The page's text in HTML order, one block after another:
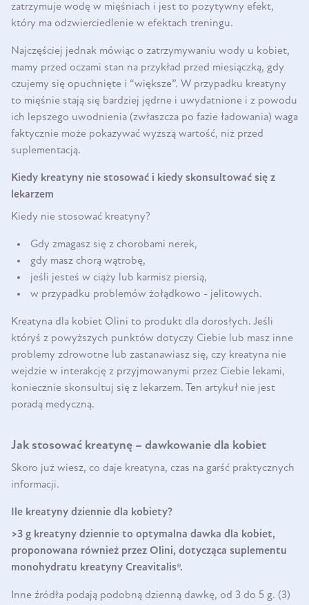
zatrzymuje wodę w mięśniach i jest to pozytywny efekt,
który ma odzwierciedlenie w efektach treningu.
Najczęściej jednak mówiąc o zatrzymywaniu wody u kobiet,
mamy przed oczami stan na przykład przed miesiączką, gdy
czujemy się opuchnięte i “większe”. W przypadku kreatyny
to mięśnie stają się bardziej jędrne i uwydatnione i z powodu
ich lepszego uwodnienia (zwłaszcza po fazie ładowania) waga
faktycznie może pokazywać wyższą wartość, niż przed
suplementacją.
Kiedy kreatyny nie stosować i kiedy skonsultować się z
lekarzem
Kiedy nie stosować kreatyny?
Gdy zmagasz się z chorobami nerek,
gdy masz chorą wątrobę,
jeśli jesteś w ciąży lub karmisz piersią,
w przypadku problemów żołądkowo - jelitowych.
Kreatyna dla kobiet Olini to produkt dla dorosłych. Jeśli
któryś z powyższych punktów dotyczy Ciebie lub masz inne
problemy zdrowotne lub zastanawiasz się, czy kreatyna nie
wejdzie w interakcję z przyjmowanymi przez Ciebie lekami,
koniecznie skonsultuj się z lekarzem. Ten artykuł nie jest
poradą medyczną.
Jak stosować kreatynę – dawkowanie dla kobiet
Skoro już wiesz, co daje kreatyna, czas na garść praktycznych
informacji.
Ile kreatyny dziennie dla kobiety?
>3 g kreatyny dziennie to optymalna dawka dla kobiet,
proponowana również przez Olini, dotycząca suplementu
monohydratu kreatyny Creavitalis®.
Inne źródła podają podobną dzienną dawkę, od 3 do 5 g. (3)